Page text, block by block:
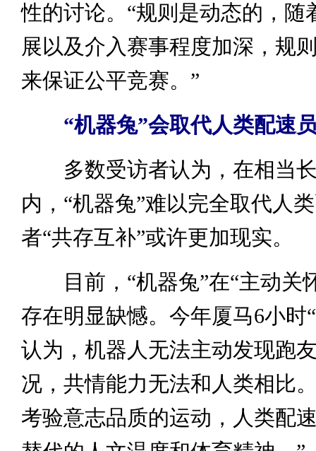
性的讨论。“规则是动态的，随
展以及介入赛事程度加深，规
来保证公平竞赛。”
“机器兔”会取代人类配速
多数受访者认为，在相当
内，“机器兔”难以完全取代人
者“共存互补”或许更加现实。
目前，“机器兔”在“主动关
存在明显缺憾。今年厦马6小时
认为，机器人无法主动发现跑
况，共情能力无法和人类相比
考验意志品质的运动，人类配